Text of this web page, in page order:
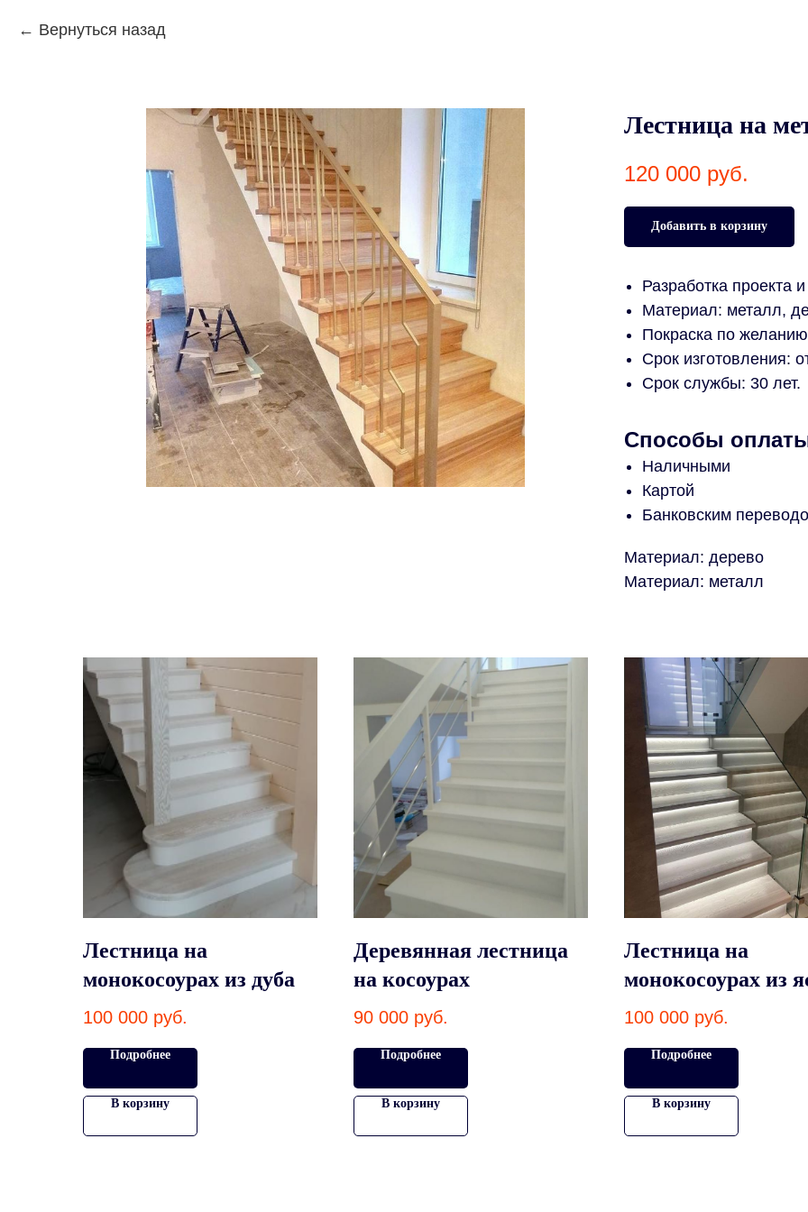
Вернуться назад
Лестница на
120 000 руб.
Добавить в корзину
Разработка проекта
Материал: металл,
Покраска по
Срок изготовления:
Срок службы: 30 лет.
Способы
Наличными
Картой
Банковским
Материал: дерево
Материал: металл
Лестница на
монокосоурах из дуба
100 000 руб.
Подробнее
В корзину
Деревянная лестница
на косоурах
90 000 руб.
Подробнее
В корзину
Лестница на
монокосоурах из
100 000 руб.
Подробнее
В корзину